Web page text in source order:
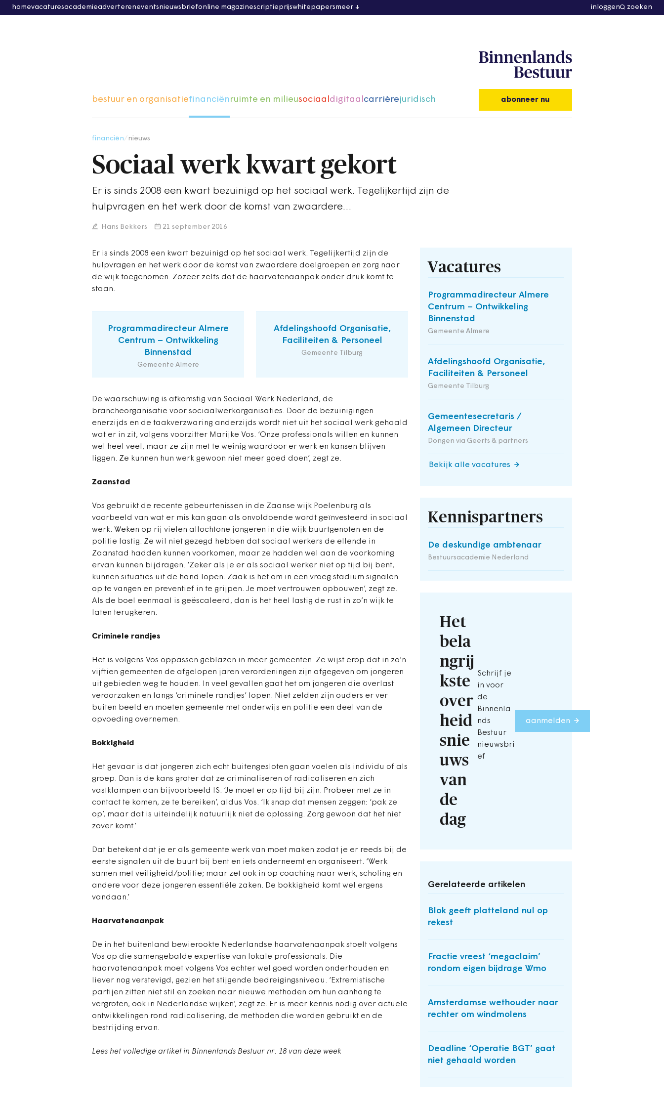
homevacaturesacademieadvertereneventsnieuwsbriefonline magazinescriptieprijswhitepapersmeer inloggen zoeken
bestuur en organisatiefinanciënruimte en milieusociaaldigitaalcarrièrejuridisch abonneer nu
financiën nieuws
Sociaal werk kwart gekort
Er is sinds 2008 een kwart bezuinigd op het sociaal werk. Tegelijkertijd zijn de
hulpvragen en het werk door de komst van zwaardere…
Hans Bekkers 21 september 2016
Er is sinds 2008 een kwart bezuinigd op het sociaal werk. Tegelijkertijd zijn de
hulpvragen en het werk door de komst van zwaardere doelgroepen en zorg naar
de wijk toegenomen. Zozeer zelfs dat de haarvatenaanpak onder druk komt te
staan.
Programmadirecteur Almere
Centrum – Ontwikkeling
Binnenstad
Gemeente Almere
Afdelingshoofd Organisatie,
Faciliteiten & Personeel
Gemeente Tilburg
De waarschuwing is afkomstig van Sociaal Werk Nederland, de
brancheorganisatie voor sociaalwerkorganisaties. Door de bezuinigingen
enerzijds en de taakverzwaring anderzijds wordt niet uit het sociaal werk gehaald
wat er in zit, volgens voorzitter Marijke Vos. ‘Onze professionals willen en kunnen
wel heel veel, maar ze zijn met te weinig waardoor er werk en kansen blijven
liggen. Ze kunnen hun werk gewoon niet meer goed doen’, zegt ze.
Vacatures
Programmadirecteur Almere
Centrum – Ontwikkeling
Binnenstad
Gemeente Almere
Afdelingshoofd Organisatie,
Faciliteiten & Personeel
Gemeente Tilburg
Gemeentesecretaris /
Algemeen Directeur
Dongen via Geerts & partners
Bekijk alle vacatures
Kennispartners
De deskundige ambtenaar
Bestuursacademie Nederland
Het
bela
ngrij
kste
over
heid
snie
uws
van
de
dag
Schrijf je
in voor
de
Binnenla
nds
Bestuur
nieuwsbri
ef
aanmelden
Gerelateerde artikelen
Blok geeft platteland nul op
rekest
Fractie vreest ‘megaclaim’
rondom eigen bijdrage Wmo
Amsterdamse wethouder naar
rechter om windmolens
Deadline ‘Operatie BGT’ gaat
niet gehaald worden
Zaanstad
Vos gebruikt de recente gebeurtenissen in de Zaanse wijk Poelenburg als
voorbeeld van wat er mis kan gaan als onvoldoende wordt geïnvesteerd in sociaal
werk. Weken op rij vielen allochtone jongeren in die wijk buurtgenoten en de
politie lastig. Ze wil niet gezegd hebben dat sociaal werkers de ellende in
Zaanstad hadden kunnen voorkomen, maar ze hadden wel aan de voorkoming
ervan kunnen bijdragen. ‘Zeker als je er als sociaal werker niet op tijd bij bent,
kunnen situaties uit de hand lopen. Zaak is het om in een vroeg stadium signalen
op te vangen en preventief in te grijpen. Je moet vertrouwen opbouwen’, zegt ze.
Als de boel eenmaal is geëscaleerd, dan is het heel lastig de rust in zo’n wijk te
laten terugkeren.
Criminele randjes
Het is volgens Vos oppassen geblazen in meer gemeenten. Ze wijst erop dat in zo’n
vijftien gemeenten de afgelopen jaren verordeningen zijn afgegeven om jongeren
uit gebieden weg te houden. In veel gevallen gaat het om jongeren die overlast
veroorzaken en langs ‘criminele randjes’ lopen. Niet zelden zijn ouders er ver
buiten beeld en moeten gemeente met onderwijs en politie een deel van de
opvoeding overnemen.
Bokkigheid
Het gevaar is dat jongeren zich echt buitengesloten gaan voelen als individu of als
groep. Dan is de kans groter dat ze criminaliseren of radicaliseren en zich
vastklampen aan bijvoorbeeld IS. ‘Je moet er op tijd bij zijn. Probeer met ze in
contact te komen, ze te bereiken’, aldus Vos. ‘Ik snap dat mensen zeggen: ‘pak ze
op’, maar dat is uiteindelijk natuurlijk niet de oplossing. Zorg gewoon dat het niet
zover komt.’
Dat betekent dat je er als gemeente werk van moet maken zodat je er reeds bij de
eerste signalen uit de buurt bij bent en iets onderneemt en organiseert. ‘Werk
samen met veiligheid/politie; maar zet ook in op coaching naar werk, scholing en
andere voor deze jongeren essentiële zaken. De bokkigheid komt wel ergens
vandaan.’
Haarvatenaanpak
De in het buitenland bewierookte Nederlandse haarvatenaanpak stoelt volgens
Vos op die samengebalde expertise van lokale professionals. Die
haarvatenaanpak moet volgens Vos echter wel goed worden onderhouden en
liever nog verstevigd, gezien het stijgende bedreigingsniveau. ‘Extremistische
partijen zitten niet stil en zoeken naar nieuwe methoden om hun aanhang te
vergroten, ook in Nederlandse wijken’, zegt ze. Er is meer kennis nodig over actuele
ontwikkelingen rond radicalisering, de methoden die worden gebruikt en de
bestrijding ervan.
Lees het volledige artikel in Binnenlands Bestuur nr. 18 van deze week